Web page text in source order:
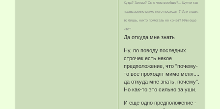
Куда? Зачем? Он о чем вообще?... Шутки так
называемые мимо него проходят? Или люди,
то бишь, никто помогать не хочет? Или еще
что?
Да откуда мне знать
Ну, по поводу последних
строчек есть некое
предположение, что "почему-
то все проходят мимо меня....
да откуда мне знать, почему".
Но как-то это сильно за уши.
И еще одно предположение -